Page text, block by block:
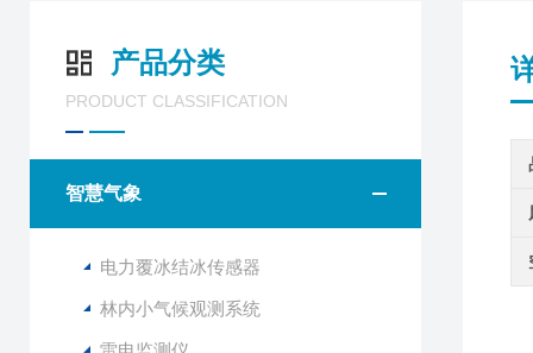
产品分类
PRODUCT CLASSIFICATION
智慧气象
电力覆冰结冰传感器
林内小气候观测系统